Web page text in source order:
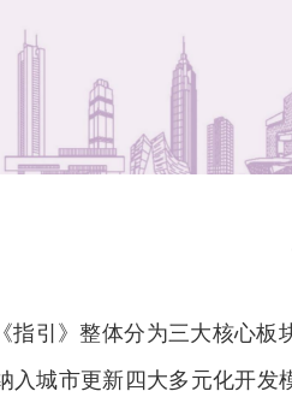
《指引》整体分为三大核心
入城市更新四大多元化开发